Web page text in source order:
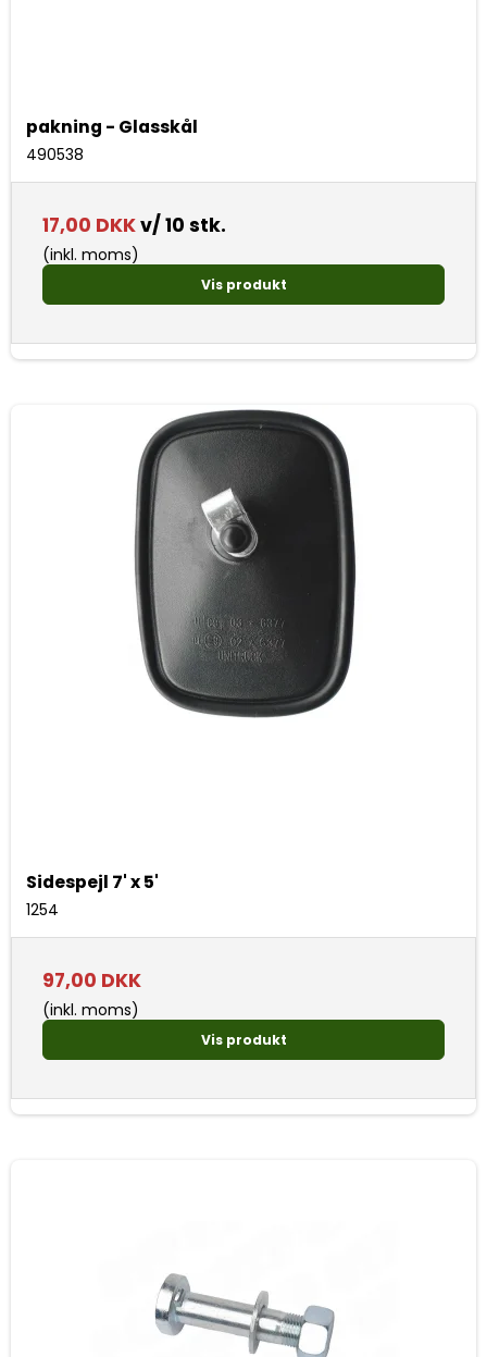
pakning - Glasskål
490538
17,00 DKKv/ 10 stk.
(inkl. moms)
Vis produkt
Sidespejl 7' x 5'
1254
97,00 DKK
(inkl. moms)
Vis produkt